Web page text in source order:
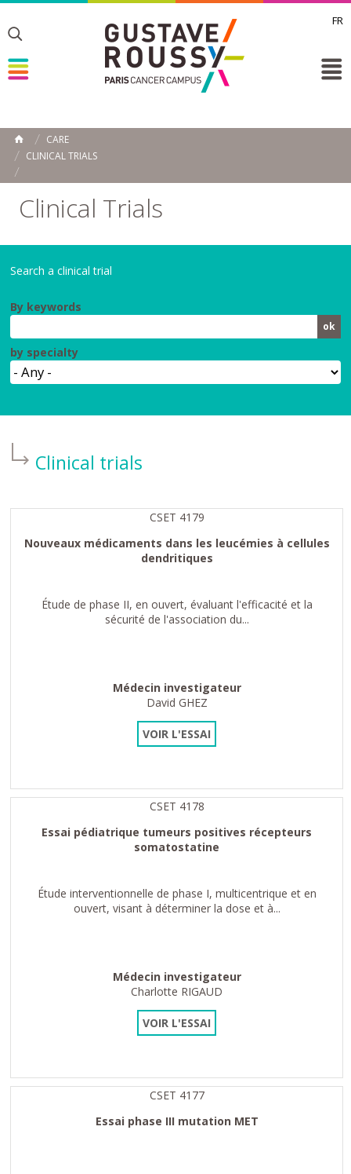
FR
Toggle
Toggle
HOME
CARE
CLINICAL TRIALS
Clinical Trials
Search a clinical trial
By keywords
by specialty
Clinical trials
CSET 4179
Nouveaux médicaments dans les leucémies à cellules
dendritiques
Étude de phase II, en ouvert, évaluant l'efficacité et la
sécurité de l'association du...
Médecin investigateur
David GHEZ
VOIR L'ESSAI
CSET 4178
Essai pédiatrique tumeurs positives récepteurs
somatostatine
Étude interventionnelle de phase I, multicentrique et en
ouvert, visant à déterminer la dose et à...
Médecin investigateur
Charlotte RIGAUD
VOIR L'ESSAI
CSET 4177
Essai phase III mutation MET